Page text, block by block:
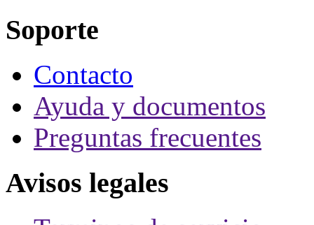
Soporte
Contacto
Ayuda y documentos
Preguntas frecuentes
Avisos legales